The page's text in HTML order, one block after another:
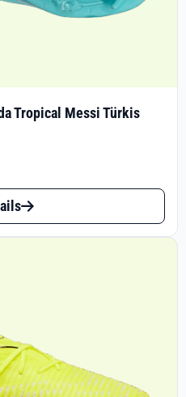
Tropical Messi Türkis